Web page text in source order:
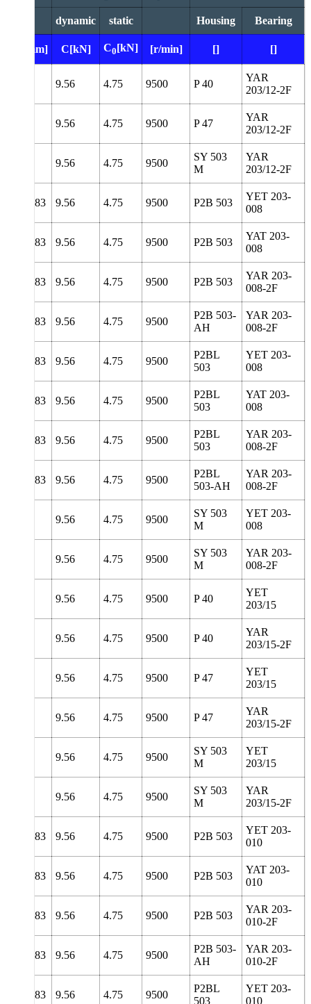
dynamic static Housing Bearing
L[mm] C[kN] C0[kN] [r/min] [] []
9.56 4.75 9500 P 40
YAR
203/12-2F
9.56 4.75 9500 P 47
YAR
203/12-2F
9.56 4.75 9500
SY 503
M
YAR
203/12-2F
138.83 9.56 4.75 9500 P2B 503
YET 203-
008
138.83 9.56 4.75 9500 P2B 503
YAT 203-
008
138.83 9.56 4.75 9500 P2B 503
YAR 203-
008-2F
138.83 9.56 4.75 9500
P2B 503-
AH
YAR 203-
008-2F
138.83 9.56 4.75 9500
P2BL
503
YET 203-
008
138.83 9.56 4.75 9500
P2BL
503
YAT 203-
008
138.83 9.56 4.75 9500
P2BL
503
YAR 203-
008-2F
138.83 9.56 4.75 9500
P2BL
503-AH
YAR 203-
008-2F
9.56 4.75 9500
SY 503
M
YET 203-
008
9.56 4.75 9500
SY 503
M
YAR 203-
008-2F
9.56 4.75 9500 P 40
YET
203/15
9.56 4.75 9500 P 40
YAR
203/15-2F
9.56 4.75 9500 P 47
YET
203/15
9.56 4.75 9500 P 47
YAR
203/15-2F
9.56 4.75 9500
SY 503
M
YET
203/15
9.56 4.75 9500
SY 503
M
YAR
203/15-2F
138.83 9.56 4.75 9500 P2B 503
YET 203-
010
138.83 9.56 4.75 9500 P2B 503
YAT 203-
010
138.83 9.56 4.75 9500 P2B 503
YAR 203-
010-2F
138.83 9.56 4.75 9500
P2B 503-
AH
YAR 203-
010-2F
138.83 9.56 4.75 9500
P2BL
503
YET 203-
010